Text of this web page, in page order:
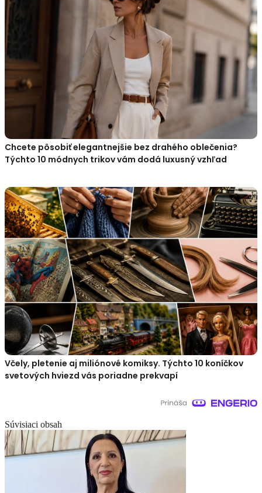
Chcete pôsobiť elegantnejšie bez drahého oblečenia?
Týchto 10 módnych trikov vám dodá luxusný vzhľad
Včely, pletenie aj miliónové komiksy. Týchto 10 koníčkov
svetových hviezd vás poriadne prekvapí
Súvisiaci obsah